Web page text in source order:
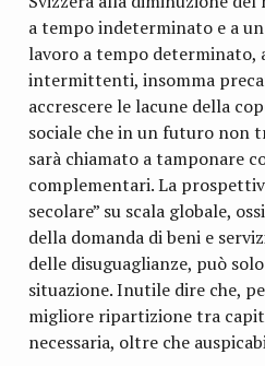
a tempo indeterminato e a
lavoro a tempo determinato,
intermittenti, insomma
accrescere le lacune della
sociale che in un futuro non
sarà chiamato a tamponare
complementari. La
secolare” su scala globale,
della domanda di beni e
delle disuguaglianze, può
situazione. Inutile dire che,
migliore ripartizione tra
necessaria, oltre che